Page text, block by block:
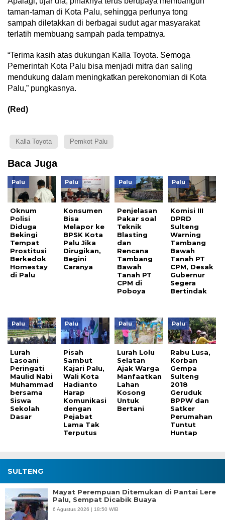
taman-taman di Kota Palu, sehingga perlunya tong
sampah diletakkan di berbagai sudut agar masyarakat
terlatih membuang sampah pada tempatnya.
“Terima kasih atas dukungan Kalla Toyota. Semoga
Pemerintah Kota Palu bisa menjadi mitra dan saling
mendukung dalam meningkatkan perekonomian di Kota
Palu,” pungkasnya.
(Red)
Kalla Toyota Pemkot Palu
Baca Juga
Palu
Oknum
Polisi
Diduga
Bekingi
Tempat
Prostitusi
Berkedok
Homestay
di Palu
Palu
Konsumen
Bisa
Melapor ke
BPSK Kota
Palu Jika
Dirugikan,
Begini
Caranya
Palu
Penjelasan
Pakar soal
Teknik
Blasting
dan
Rencana
Tambang
Bawah
Tanah PT
CPM di
Poboya
Palu
Komisi III
DPRD
Sulteng
Warning
Tambang
Bawah
Tanah PT
CPM, Desak
Gubernur
Segera
Bertindak
Palu
Lurah
Lasoani
Peringati
Maulid Nabi
Muhammad
bersama
Siswa
Sekolah
Dasar
Palu
Pisah
Sambut
Kajari Palu,
Wali Kota
Hadianto
Harap
Komunikasi
dengan
Pejabat
Lama Tak
Terputus
Palu
Lurah Lolu
Selatan
Ajak Warga
Manfaatkan
Lahan
Kosong
Untuk
Bertani
Palu
Rabu Lusa,
Korban
Gempa
Sulteng
2018
Geruduk
BPPW dan
Satker
Perumahan
Tuntut
Huntap
SULTENG
Mayat Perempuan Ditemukan di Pantai Lere
Palu, Sempat Dicabik Buaya
6 Agustus 2026 | 18:50 WIB